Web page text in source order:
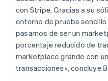
con Stripe. Gracias a su
entorno de prueba
pasamos de ser un
porcentaje reducido de
marketplace grande con
transacciones», concluye